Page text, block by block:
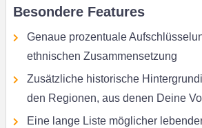
Besondere Features
Genaue prozentuale
ethnischen Zusammensetzung
Zusätzliche historische
den Regionen, aus denen Deine
Eine lange Liste möglicher